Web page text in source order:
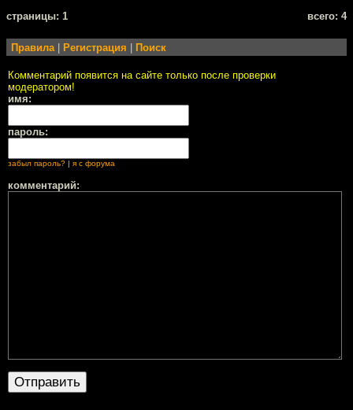
cтраницы: 1 всего: 4
Правила | Регистрация | Поиск
Комментарий появится на сайте только после проверки
модератором!
имя:
пароль:
забыл пароль? | я с форума
комментарий: